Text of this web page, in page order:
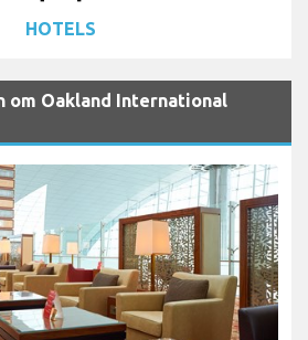
HOTELS
om Oakland International